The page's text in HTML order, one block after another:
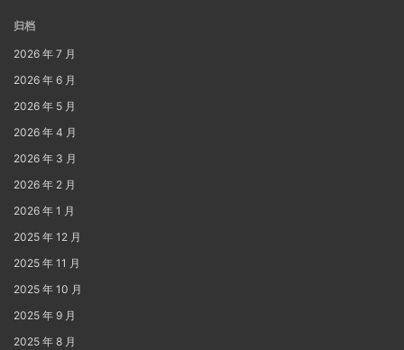
归档
2026 年 7 月
2026 年 6 月
2026 年 5 月
2026 年 4 月
2026 年 3 月
2026 年 2 月
2026 年 1 月
2025 年 12 月
2025 年 11 月
2025 年 10 月
2025 年 9 月
2025 年 8 月